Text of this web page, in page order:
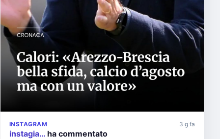
INSTAGRAM 3 g fa
instagia… ha commentato